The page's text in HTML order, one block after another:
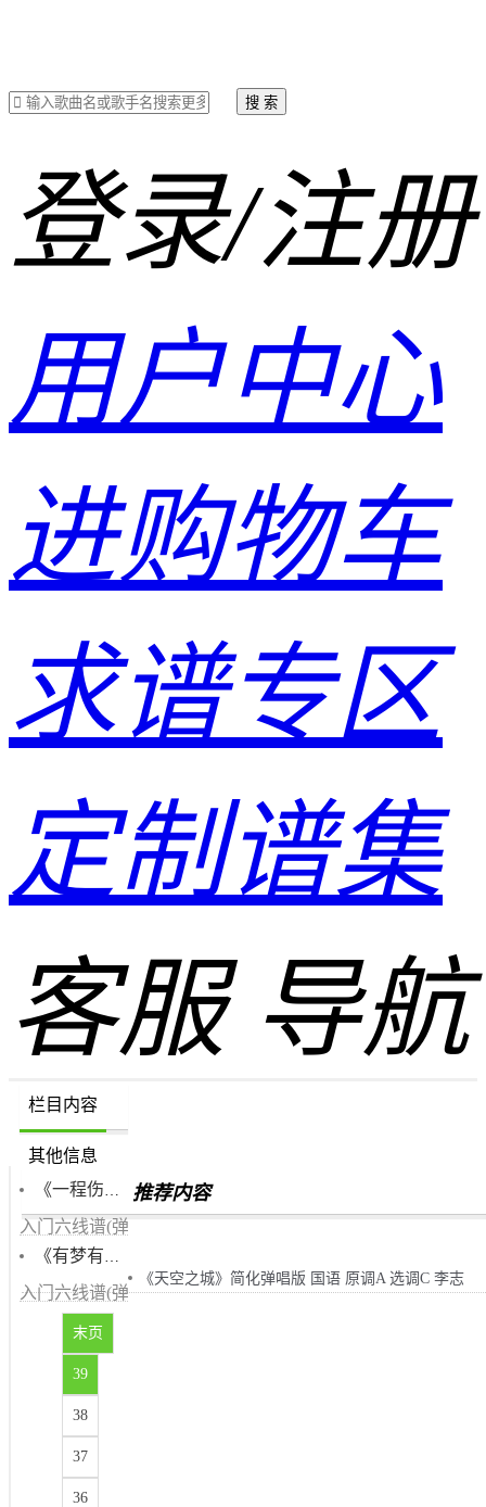
搜 索
登录/注册
用户中心
进购物车
求谱专区
定制谱集
客服 导航
栏目内容
其他信息
《一程伤悲男生版》C调入门六线谱(弹唱)版 常超然
入门六线谱(弹唱)版 国语 原调F# 选调C调 速度0/分钟
《有梦有朋友男生版全曲使用简单分解节奏型》C调入门六线谱(弹唱)版 伍思凯
入门六线谱(弹唱)版 国语 原调Bb 选调C调 速度0/分钟
末页
39
38
37
36
推荐内容
《天空之城》简化弹唱版 国语 原调A 选调C 李志